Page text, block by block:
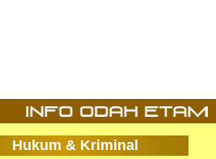
Hukum & Kriminal